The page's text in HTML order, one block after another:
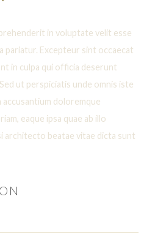
in voluptate velit esse
pariatur. Excepteur sint occaecat
in culpa qui officia deserunt
ut perspiciatis unde omnis iste
doloremque
eaque ipsa quae ab illo
architecto beatae vitae dicta sunt